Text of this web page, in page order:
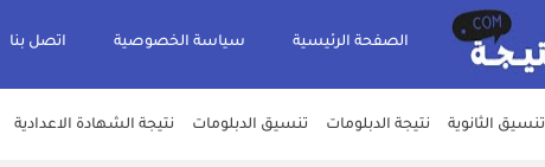
الصفحة الرئيسية سياسة الخصوصية اتصل بنا
تنسيق الثانوية نتيجة الدبلومات تنسيق الدبلومات نتيجة الشهادة الاعدادية